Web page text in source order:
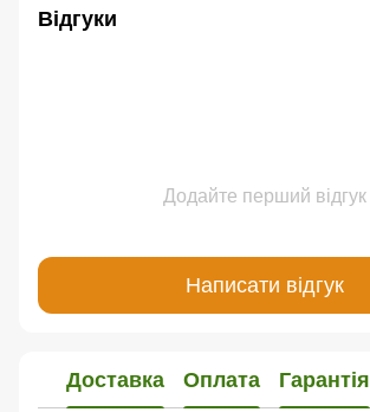
Відгуки
Додайте перший відгук
Написати відгук
Доставка Оплата Гарантія